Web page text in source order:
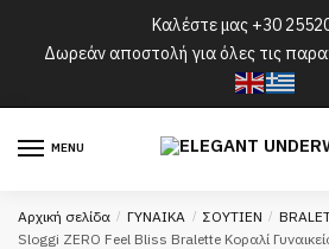
navigation
Καλέστε μας +30
Δωρεάν αποστολή για όλες τις
MENU
Αρχική σελίδα / ΓΥΝΑΙΚΑ / ΣΟΥΤΙΕΝ /
Sloggi ZERO Feel Bliss Bralette Κοραλί